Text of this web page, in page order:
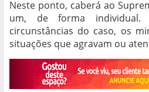
Neste ponto, caberá ao
um, de forma individual.
circunstâncias do caso, os
situações que agravam ou